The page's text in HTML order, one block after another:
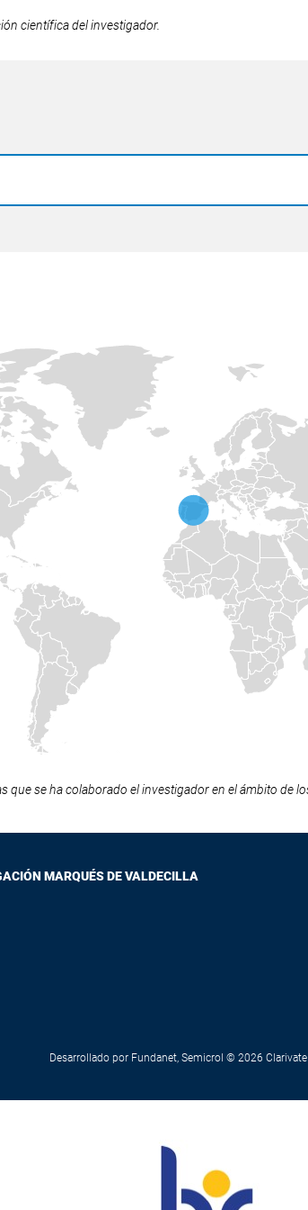
científica del investigador.
que se ha colaborado el investigador en el ámbito
MARQUÉS DE VALDECILLA
Desarrollado por Fundanet, Semicrol © 2026